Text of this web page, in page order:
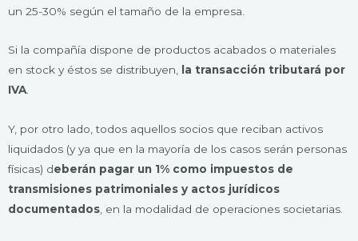
un 25-30% según el tamaño de la empresa.
Si la compañía dispone de productos acabados o materiales
en stock y éstos se distribuyen, la transacción tributará por
IVA.
Y, por otro lado, todos aquellos socios que reciban activos
liquidados (y ya que en la mayoría de los casos serán personas
físicas) deberán pagar un 1% como impuestos de
transmisiones patrimoniales y actos jurídicos
documentados, en la modalidad de operaciones societarias.